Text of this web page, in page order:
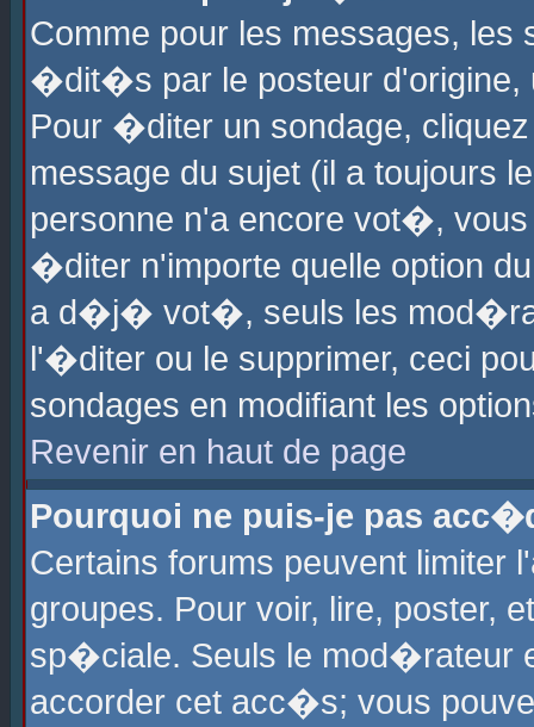
Comme pour les messages,
�dit�s par le posteur d'origine,
Pour �diter un sondage,
message du sujet (il a toujours
personne n'a encore vot�,
�diter n'importe quelle option
a d�j� vot�, seuls les
l'�diter ou le supprimer, ceci
sondages en modifiant les
Revenir en haut de page
Pourquoi ne puis-je pas
Certains forums peuvent
groupes. Pour voir, lire, poster,
sp�ciale. Seuls le mod�rateur
accorder cet acc�s; vous